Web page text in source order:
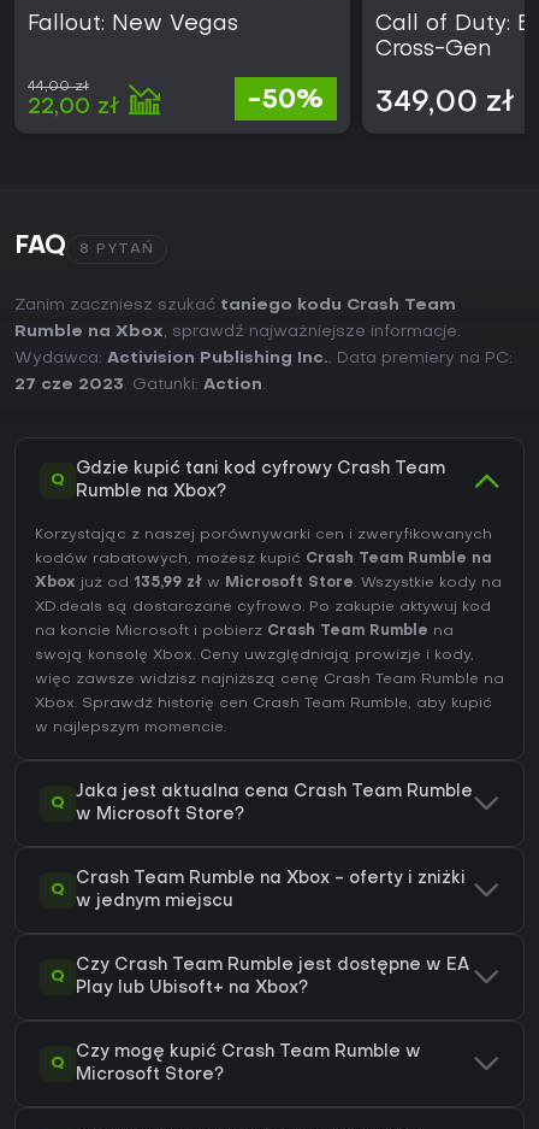
Fallout: New Vegas
44,00 zł
22,00 zł -50%
Call of Duty:
Cross-Gen
349,00 zł
FAQ 8 PYTAŃ
Zanim zaczniesz szukać taniego kodu Crash Team
Rumble na Xbox, sprawdź najważniejsze informacje.
Wydawca: Activision Publishing Inc.. Data premiery na PC:
27 cze 2023. Gatunki: Action.
Q
Gdzie kupić tani kod cyfrowy Crash Team
Rumble na Xbox?
Korzystając z naszej porównywarki cen i zweryfikowanych
kodów rabatowych, możesz kupić Crash Team Rumble na
Xbox już od 135,99 zł w Microsoft Store. Wszystkie kody na
XD.deals są dostarczane cyfrowo. Po zakupie aktywuj kod
na koncie Microsoft i pobierz Crash Team Rumble na
swoją konsolę Xbox. Ceny uwzględniają prowizje i kody,
więc zawsze widzisz najniższą cenę Crash Team Rumble na
Xbox. Sprawdź historię cen Crash Team Rumble, aby kupić
w najlepszym momencie.
Q
Jaka jest aktualna cena Crash Team Rumble
w Microsoft Store?
Q
Crash Team Rumble na Xbox - oferty i zniżki
w jednym miejscu
Q
Czy Crash Team Rumble jest dostępne w EA
Play lub Ubisoft+ na Xbox?
Q
Czy mogę kupić Crash Team Rumble w
Microsoft Store?